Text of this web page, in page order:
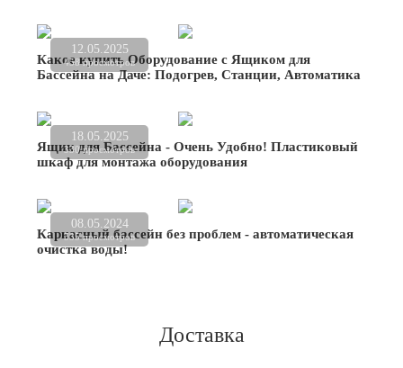
12.05.2025
458 просмотров
Какое купить Оборудование с Ящиком для
Бассейна на Даче: Подогрев, Станции, Автоматика
18.05.2025
330 просмотров
Ящик для Бассейна - Очень Удобно! Пластиковый
шкаф для монтажа оборудования
08.05.2024
535 просмотров
Каркасный бассейн без проблем - автоматическая
очистка воды!
Доставка